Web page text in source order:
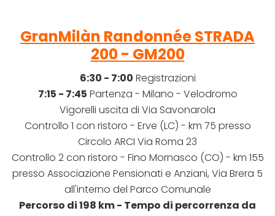
GranMilàn Randonnée STRADA
200 - GM200
6:30 - 7:00 Registrazioni
7:15 - 7:45 Partenza - Milano - Velodromo
Vigorelli uscita di Via Savonarola
Controllo 1 con ristoro - Erve (LC) - km 75 presso
Circolo ARCI Via Roma 23
Controllo 2 con ristoro - Fino Mornasco (CO) - km 155
presso Associazione Pensionati e Anziani, Via Brera 5
all'interno del Parco Comunale
Percorso di 198 km - Tempo di percorrenza da